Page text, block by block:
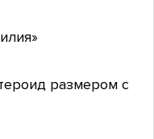
размером с